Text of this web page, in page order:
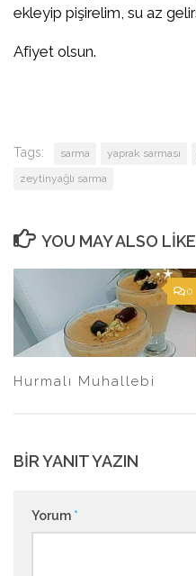
ekleyip pişirelim, su az
Afiyet olsun.
Tags: sarma yaprak sarması
zeytinyağlı sarma
YOU MAY ALSO
0
Hurmalı Muhallebi
BIR YANIT YAZIN
Yorum *